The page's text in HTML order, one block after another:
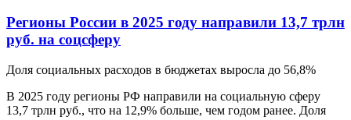
Регионы России в 2025 году направили 13,7 трлн
руб. на соцсферу
Доля социальных расходов в бюджетах выросла до 56,8%
В 2025 году регионы РФ направили на социальную сферу
13,7 трлн руб., что на 12,9% больше, чем годом ранее. Доля